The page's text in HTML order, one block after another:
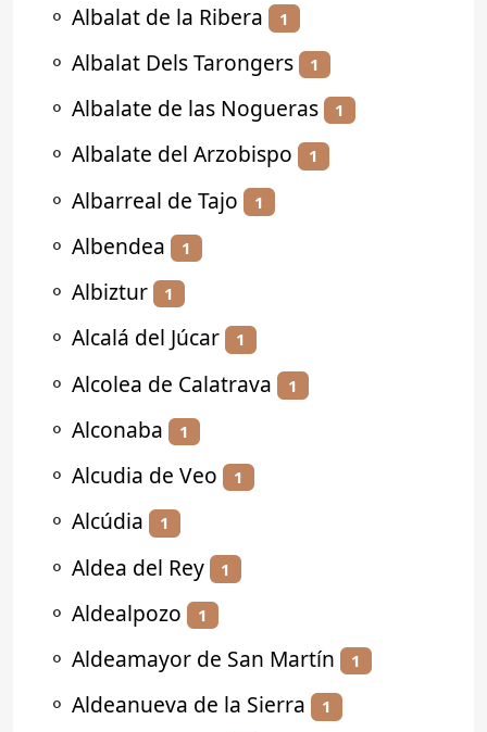
⚬ Albalat de la Ribera 1
⚬ Albalat Dels Tarongers 1
⚬ Albalate de las Nogueras 1
⚬ Albalate del Arzobispo 1
⚬ Albarreal de Tajo 1
⚬ Albendea 1
⚬ Albiztur 1
⚬ Alcalá del Júcar 1
⚬ Alcolea de Calatrava 1
⚬ Alconaba 1
⚬ Alcudia de Veo 1
⚬ Alcúdia 1
⚬ Aldea del Rey 1
⚬ Aldealpozo 1
⚬ Aldeamayor de San Martín 1
⚬ Aldeanueva de la Sierra 1